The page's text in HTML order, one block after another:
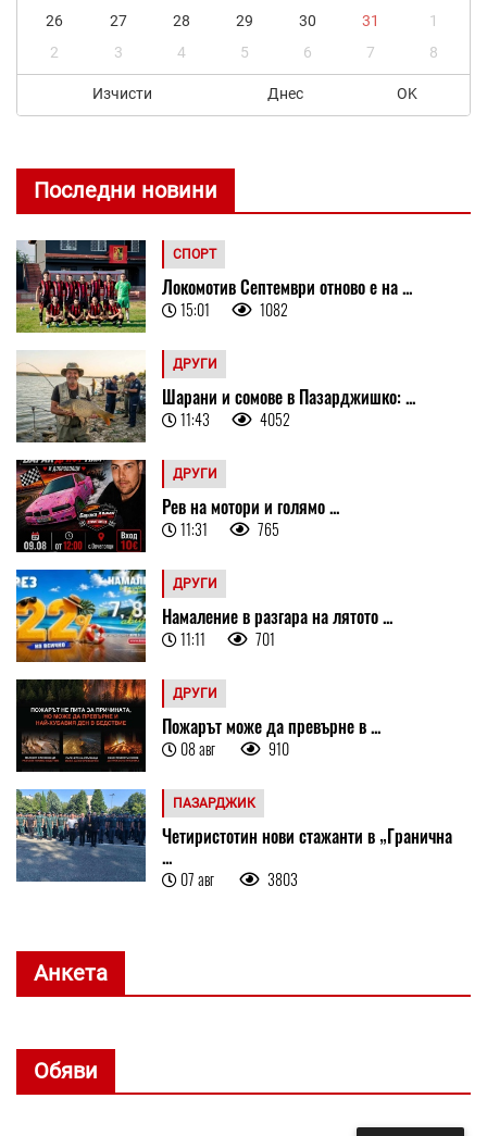
26
27 28 29 30 31
1
2
3 4 5 6 7 8
Изчисти Днес OK
Последни новини
СПОРТ
Локомотив Септември отново е на ...
15:01 1082
ДРУГИ
Шарани и сомове в Пазарджишко: ...
11:43 4052
ДРУГИ
Рев на мотори и голямо ...
11:31 765
ДРУГИ
Намаление в разгара на лятото ...
11:11 701
ДРУГИ
Пожарът може да превърне в ...
08 авг 910
ПАЗАРДЖИК
Четиристотин нови стажанти в „Гранична
...
07 авг 3803
Анкета
Обяви